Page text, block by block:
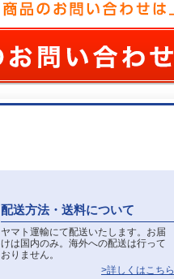
配送方法・送料について
ヤマト運輸にて配送いたします。お届
けは国内のみ。海外への配送は行って
おりません。
>詳しくはこちら